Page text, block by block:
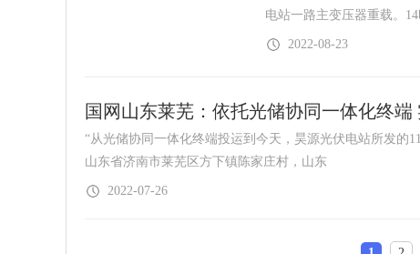
电站一路主变压器重载。
2022-08-23
国网山东莱芜：依托光储协同一体化终
“从光储协同一体化终端投运到今天，昊源光伏电站所发的
山东省济南市莱芜区方下镇陈家庄村，山东
2022-07-26